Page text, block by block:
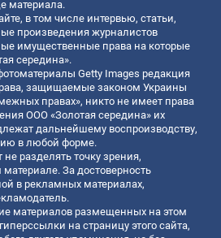
материала.
в том числе интервью, статьи,
произведения журналистов
имущественные права на которые
середина».
Getty Images редакция
защищаемые законом Украины
правах», никто не имеет права
ООО «Золотая середина» их
дальнейшему воспроизводству,
в любой форме.
разделять точку зрения,
За достоверность
в рекламных материалах,
материалов размещенных на этом
на страницу этого сайта,